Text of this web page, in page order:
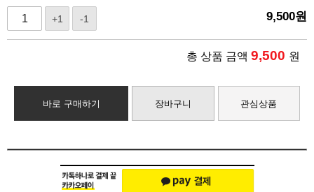
+1 -1 9,500원
총 상품 금액 9,500 원
바로 구매하기 장바구니 관심상품